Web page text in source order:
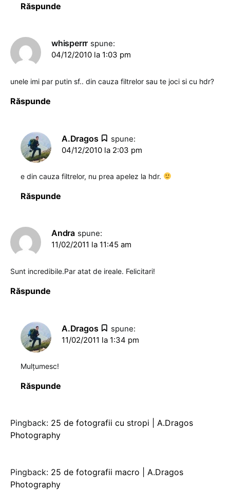
Răspunde
whisperrr spune:
04/12/2010 la 1:03 pm
unele imi par putin sf.. din cauza filtrelor sau te joci si cu hdr?
Răspunde
A.Dragos
spune:
04/12/2010 la 2:03 pm
e din cauza filtrelor, nu prea apelez la hdr.
Răspunde
Andra spune:
11/02/2011 la 11:45 am
Sunt incredibile.Par atat de ireale. Felicitari!
Răspunde
A.Dragos
spune:
11/02/2011 la 1:34 pm
Mulţumesc!
Răspunde
Pingback: 25 de fotografii cu stropi | A.Dragos
Photography
Pingback: 25 de fotografii macro | A.Dragos
Photography